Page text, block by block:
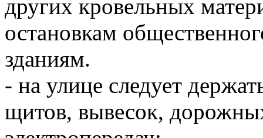
других кровельных
остановкам
зданиям.
- на улице следует
щитов, вывесок,